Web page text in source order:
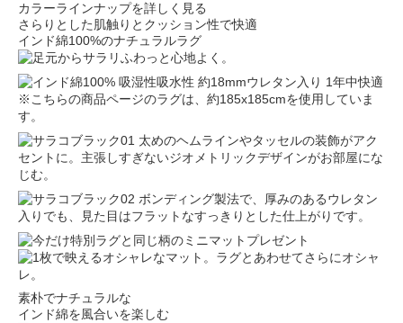
カラーラインナップを詳しく見る
さらりとした肌触りとクッション性で快適
インド綿100%のナチュラルラグ
※こちらの商品ページのラグは、約185x185cmを使用していま
す。
太めのヘムラインやタッセルの装飾がアク
セントに。主張しすぎないジオメトリックデザインがお部屋にな
じむ。
ボンディング製法で、厚みのあるウレタン
入りでも、見た目はフラットなすっきりとした仕上がりです。
素朴でナチュラルな
インド綿を風合いを楽しむ